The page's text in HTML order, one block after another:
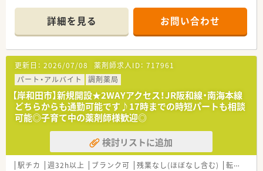
＼こんな会社です！！／
■東証プライム上場企業グループ会社です。
■信頼される薬局であり続けるために
ＱＯＬ(生活の質)、ＡＤＬ(日常生活動作)を考慮した
服薬指導、最新のＩＣＴを導入した薬歴管理を行っています。
■常に患者さまのそばにいて、患者さまの健康を守り続ける。
そのために最新システムの導入や健康フェアの開催を通じて、
患者さまとのコミュニケーションをしながら
地域に根ざした薬局を作り上げています。
■在宅医療は東北から沖縄まで多くの店舗にて取り組んでいま
す！
中で安心して働く事が出来ます♪
■「地域が一体となった健康づくり」という社会ニーズに応える
ため、衣・食・住の中でも「住」の中にあるH&BC（ヘルス＆ビュー
ティーケア）事業を重要事業として位置付けています。
■本州、四国を中心に約250店舗の調剤薬局を核に、地域ニーズ
を先取りする
「ヘルスケアステーション」を目指しています！
～～キャリア形成について～～
■薬剤師としての専門制はもちろん、多様なキャリアを支援する
システムが整っています。
■調剤・OTCの担当として経験を積み更に管理薬剤師を経験した
後は、「在宅・企画開発・バイヤー・教育・薬事・調剤サポート」等の
より専門性の高い業務に携わる事も可能です。
■管理薬剤師以降は、自分が進みたいコースにチャレンジできる
詳細を見る お問い合わせ
更新日： 2026/07/08 薬剤師求人ID： 717961
パート・アルバイト
調剤薬局
【岸和田市】新規開設★2WAYアクセス！JR阪和線・南海本線
どちらからも通勤可能です♪17時までの時短パートも相談
可能◎子育て中の薬剤師様歓迎◎
検討リストに追加
駅チカ 週32h以上 ブランク可 残業なし(ほぼなし含む) 転勤なし